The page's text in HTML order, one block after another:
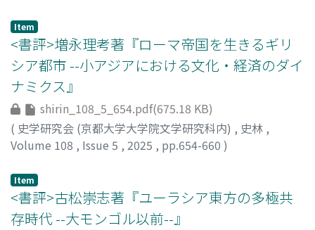
「統一条約」第三十五条（文化条項）の策定過程を検討し
た。政治家の協力の下、保護連合は文化政策の民主化を目
指して地方分権化を進め、新設される地方自治体が芸術文
化を自力で管理する能力を整えるため「過渡的な国家の支
援」を明記した文化政策案を作成して、統一の混乱の中で
芸術文化が衰退するのを防ぐ基盤を構築した。そして、ド
イツ統一が急速に進展する中、保護連合は西ドイツとの統
一を見越した新しい文化政策案「文化連合条約案」を作成
し、「統一条約」に「過渡的な国家の支援」を明記させる
ことに成功した。ここから、文化政策面の統一過程での彼
らの功績が認められる。
Item
<書評>増永理考著『ローマ帝国を生きるギリ
シア都市 --小アジアにおける文化・経済のダイ
ナミクス』
shirin_108_5_654.pdf(675.18 KB)
( 史学研究会 (京都大学大学院文学研究科内) , 史林 ,
Volume 108 , Issue 5 , 2025 , pp.654-660 )
Item
<書評>古松崇志著『ユーラシア東方の多極共
存時代 --大モンゴル以前--』